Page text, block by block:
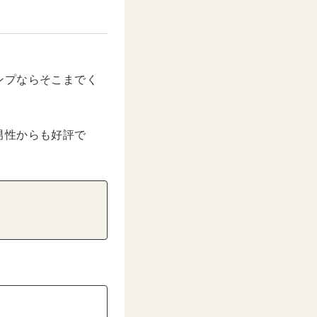
ならそこまでく
性からも好評で